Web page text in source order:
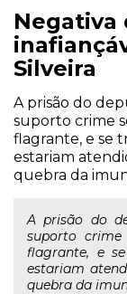
Negativa
Silveira
A prisão do
suporto crime
flagrante, e se
estariam
quebra da
A prisão do
suporto crime
flagrante, e
estariam
quebra da